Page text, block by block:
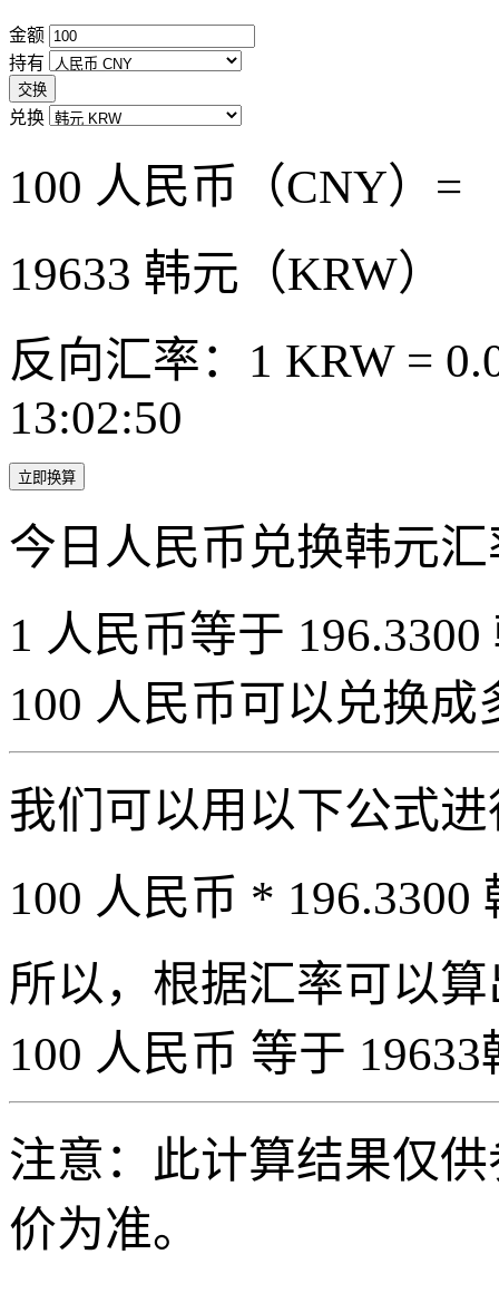
金额
持有
交换
兑换
100 人民币（CNY）=
19633 韩元（KRW）
反向汇率：1 KRW =
13:02:50
立即换算
今日人民币兑换韩元
1 人民币等于
100 人民币可以兑换成
我们可以用以下公式
100 人民币 * 196.3300
所以，根据汇率可以
100 人民币 等于
注意：此计算结果仅
价为准。